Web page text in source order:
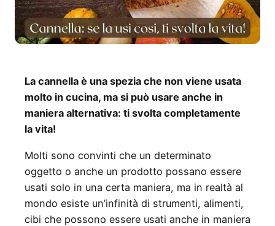
La cannella è una spezia che non viene usata
molto in cucina, ma si può usare anche in
maniera alternativa: ti svolta completamente
la vita!
Molti sono convinti che un determinato
oggetto o anche un prodotto possano essere
usati solo in una certa maniera, ma in realtà al
mondo esiste un’infinità di strumenti, alimenti,
cibi che possono essere usati anche in maniera